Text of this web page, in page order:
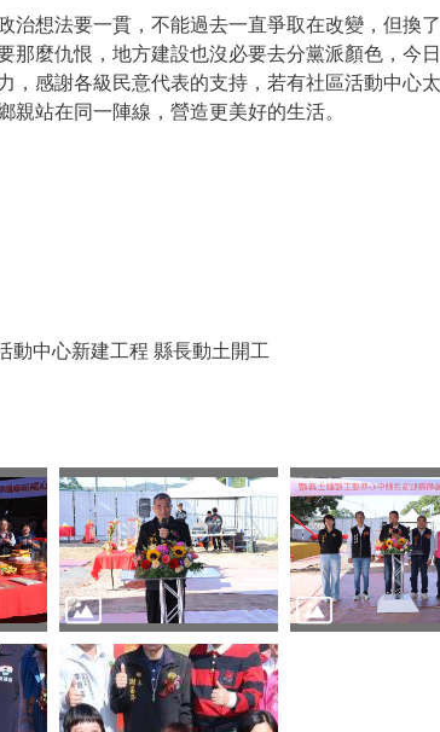
治想法要一貫，不能過去一直爭取在改變，但換
那麼仇恨，地方建設也沒必要去分黨派顏色，今
，感謝各級民意代表的支持，若有社區活動中心
親站在同一陣線，營造更美好的生活。
動中心新建工程 縣長動土開工